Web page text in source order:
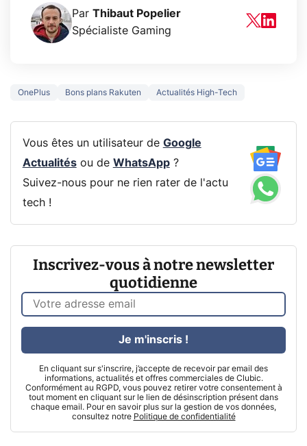
Par Thibaut Popelier
Spécialiste Gaming
OnePlus Bons plans Rakuten Actualités High-Tech
Vous êtes un utilisateur de Google
Actualitésou de WhatsApp?
Suivez-nous pour ne rien rater de l'actu
tech !
Inscrivez-vous à notre newsletter
quotidienne
En cliquant sur s'inscrire, j’accepte de recevoir par email des
informations, actualités et offres commerciales de Clubic.
Conformément au RGPD, vous pouvez retirer votre consentement à
tout moment en cliquant sur le lien de désinscription présent dans
chaque email. Pour en savoir plus sur la gestion de vos données,
consultez notre Politique de confidentialité
Je m'inscris !